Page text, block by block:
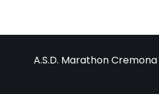
A.S.D. Marathon Cremona